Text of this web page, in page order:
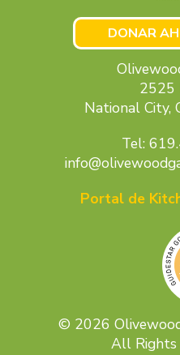
DONAR
2525
National City,
Tel:
Portal de
© 2026
All Rights